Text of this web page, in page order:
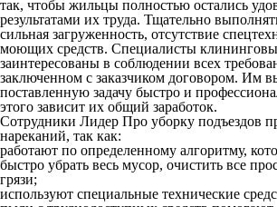
так, чтобы жильцы полностью остались
результатами их труда. Тщательно
сильная загруженность, отсутствие
моющих средств. Специалисты
заинтересованы в соблюдении всех
заключенном с заказчиком договором. Им
поставленную задачу быстро и
этого зависит их общий заработок.
Сотрудники Лидер Про уборку подъездов
нареканий, так как:
работают по определенному алгоритму,
быстро убрать весь мусор, очистить все
грязи;
используют специальные технические